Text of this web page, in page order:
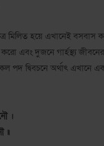
মিলিত হয়ে এখানেই
এবং দুজনে গার্হস্থ্য
সকল পদ দ্বিবচনে অর্থাৎ
।
॥